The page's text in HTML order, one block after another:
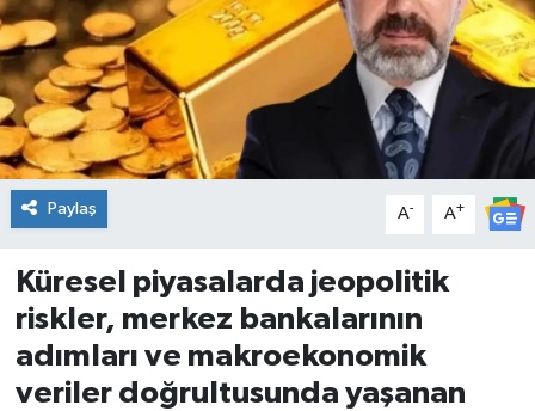
Paylaş A- A+
Küresel piyasalarda jeopolitik
riskler, merkez bankalarının
adımları ve makroekonomik
veriler doğrultusunda yaşanan
EKONOMİ
Erdek
Gömeç
Havran
İvrindi